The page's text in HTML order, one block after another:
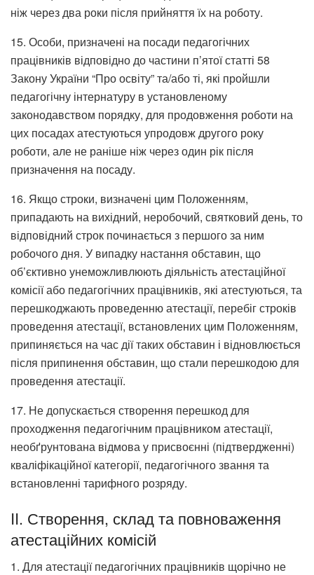
ніж через два роки після прийняття їх на роботу.
15. Особи, призначені на посади педагогічних
працівників відповідно до частини п’ятої статті 58
Закону України “Про освіту” та/або ті, які пройшли
педагогічну інтернатуру в установленому
законодавством порядку, для продовження роботи на
цих посадах атестуються упродовж другого року
роботи, але не раніше ніж через один рік після
призначення на посаду.
16. Якщо строки, визначені цим Положенням,
припадають на вихідний, неробочий, святковий день, то
відповідний строк починається з першого за ним
робочого дня. У випадку настання обставин, що
об’єктивно унеможливлюють діяльність атестаційної
комісії або педагогічних працівників, які атестуються, та
перешкоджають проведенню атестації, перебіг строків
проведення атестації, встановлених цим Положенням,
припиняється на час дії таких обставин і відновлюється
після припинення обставин, що стали перешкодою для
проведення атестації.
17. Не допускається створення перешкод для
проходження педагогічним працівником атестації,
необґрунтована відмова у присвоєнні (підтвердженні)
кваліфікаційної категорії, педагогічного звання та
встановленні тарифного розряду.
II. Створення, склад та повноваження
атестаційних комісій
1. Для атестації педагогічних працівників щорічно не